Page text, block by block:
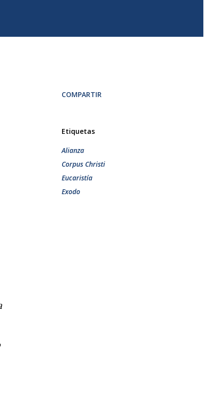
COMPARTIR
Etiquetas
Alianza
Corpus Christi
Eucaristía
Exodo